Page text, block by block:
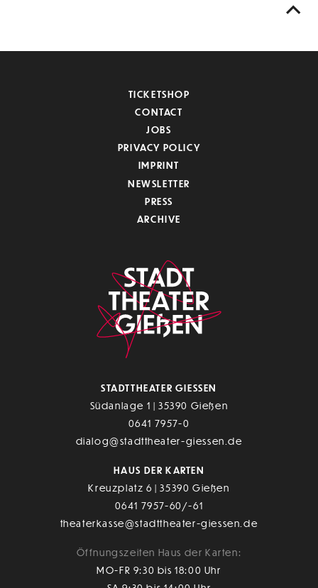
TICKETSHOP
CONTACT
JOBS
PRIVACY POLICY
IMPRINT
NEWSLETTER
PRESS
ARCHIVE
STADTTHEATER GIESSEN
Südanlage 1 | 35390 Gießen
0641 7957-0
dialog@stadttheater-giessen.de
HAUS DER KARTEN
Kreuzplatz 6 | 35390 Gießen
0641 7957-60/-61
theaterkasse@stadttheater-giessen.de
Öffnungszeiten Haus der Karten:
MO-FR 9:30 bis 18:00 Uhr